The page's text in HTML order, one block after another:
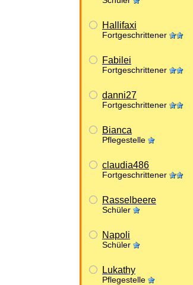
Hallifaxi
Fortgeschrittener
Fabilei
Fortgeschrittener
danni27
Fortgeschrittener
Bianca
Pflegestelle
claudia486
Fortgeschrittener
Rasselbeere
Schüler
Napoli
Schüler
Lukathy
Pflegestelle